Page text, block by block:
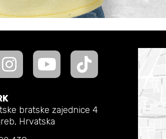
bratske zajednice 4
Hrvatska